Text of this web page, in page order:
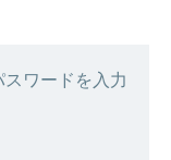
ワードを入力